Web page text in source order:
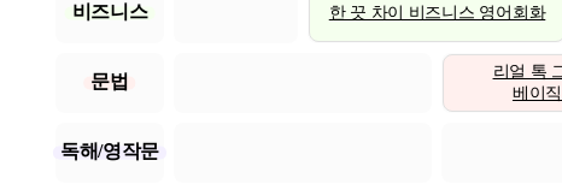
비즈니스 한 끗 차이 비즈니스 영어회화
문법
리얼 톡
베이
독해/영작문